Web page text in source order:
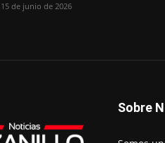
15 de junio de 2026
Sobre